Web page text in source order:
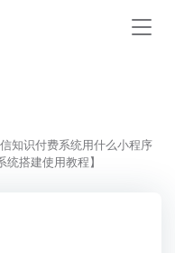
知识付费系统用什么小程序
搭建使用教程】